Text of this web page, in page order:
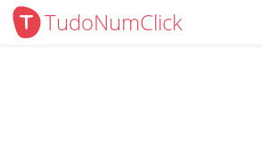
TudoNumClick